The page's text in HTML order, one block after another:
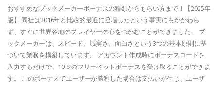
おすすめなブックメーカーボーナスの種類からもらい方まで！【2025年
版】 同社は2016年と比較的最近に登場したという事実にもかかわら
ず、すぐに世界各地のプレイヤーの心をつかむことができました。 ブ
ックメーカーは、スピード、誠実さ、面白さという3つの基本原則に基
づいて業務を構築しています。 アカウント作成時にボーナスコードを
入力するだけで、10＄のフリーベットボーナスを受け取ることができま
す。 このボーナスでユーザーが勝利した場合は支払いが生じ、ユーザ